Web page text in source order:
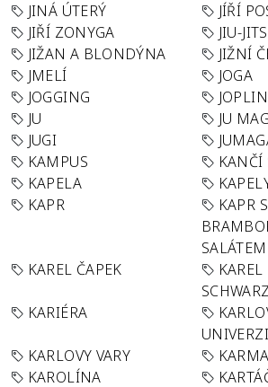
JINÁ ÚTERÝ
JÍŘÍ
JIŘÍ ZONYGA
JIU-
JIŽAN A BLONDÝNA
JIŽNÍ
JMELÍ
JOGA
JOGGING
JOPLIN
JU
JU
JUGI
KAMPUS
KANČÍ
KAPELA
KAPR
KAPR S
SALÁTEM
KAREL ČAPEK
KAREL
KARIÉRA
KARLOVY VARY
KARMA
KAROLÍNA